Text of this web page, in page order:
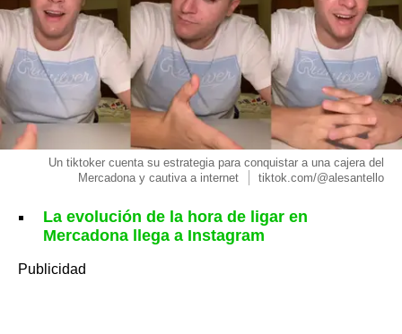
Un tiktoker cuenta su estrategia para conquistar a una cajera del
Mercadona y cautiva a internet
tiktok.com/@alesantello
La evolución de la hora de ligar en
Mercadona llega a Instagram